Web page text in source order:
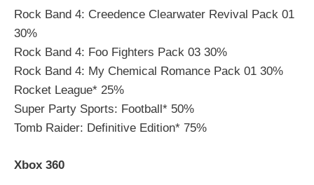
Rock Band 4: Creedence Clearwater Revival Pack 01
30%
Rock Band 4: Foo Fighters Pack 03 30%
Rock Band 4: My Chemical Romance Pack 01 30%
Rocket League* 25%
Super Party Sports: Football* 50%
Tomb Raider: Definitive Edition* 75%
Xbox 360